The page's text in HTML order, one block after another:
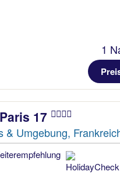
1
17
& Umgebung,